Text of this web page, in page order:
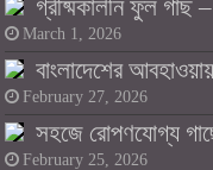
গ্রীষ্মকালীন ফুল গাছ
March 1, 2026
বাংলাদেশের
February 27, 2026
সহজে রোপণযোগ্য
February 25, 2026